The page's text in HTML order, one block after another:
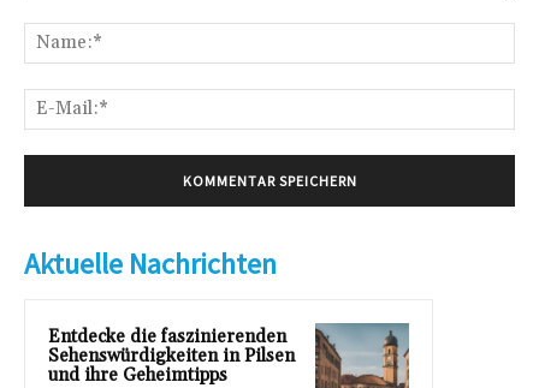
Aktuelle Nachrichten
Entdecke die faszinierenden
Sehenswürdigkeiten in Pilsen
und ihre Geheimtipps